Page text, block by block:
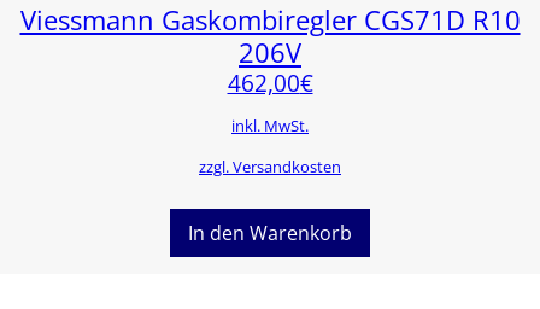
Viessmann Gaskombiregler CGS71D R10
206V
462,00€
inkl. MwSt.
zzgl. Versandkosten
In den Warenkorb